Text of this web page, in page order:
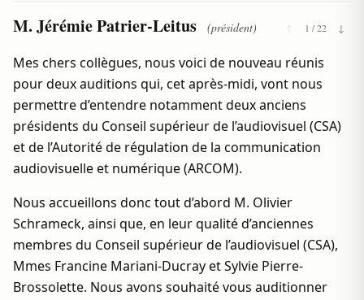
M. Jérémie Patrier-Leitus (président) ↑ 1 / 22 ↓
Mes chers collègues, nous voici de nouveau réunis
pour deux auditions qui, cet après-midi, vont nous
permettre d’entendre notamment deux anciens
présidents du Conseil supérieur de l’audiovisuel (CSA)
et de l’Autorité de régulation de la communication
audiovisuelle et numérique (ARCOM).
Nous accueillons donc tout d’abord M. Olivier
Schrameck, ainsi que, en leur qualité d’anciennes
membres du Conseil supérieur de l’audiovisuel (CSA),
Mmes Francine Mariani-Ducray et Sylvie Pierre-
Brossolette. Nous avons souhaité vous auditionner